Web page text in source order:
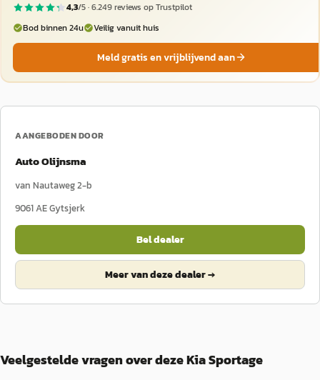
4,3/5 ·6.249reviews op Trustpilot
Bod binnen 24u
Veilig vanuit huis
Meld gratis en vrijblijvend aan
AANGEBODEN DOOR
Auto Olijnsma
van Nautaweg 2-b
9061 AEGytsjerk
Bel dealer
Meer van deze dealer →
Veelgestelde vragen over deze Kia Sportage